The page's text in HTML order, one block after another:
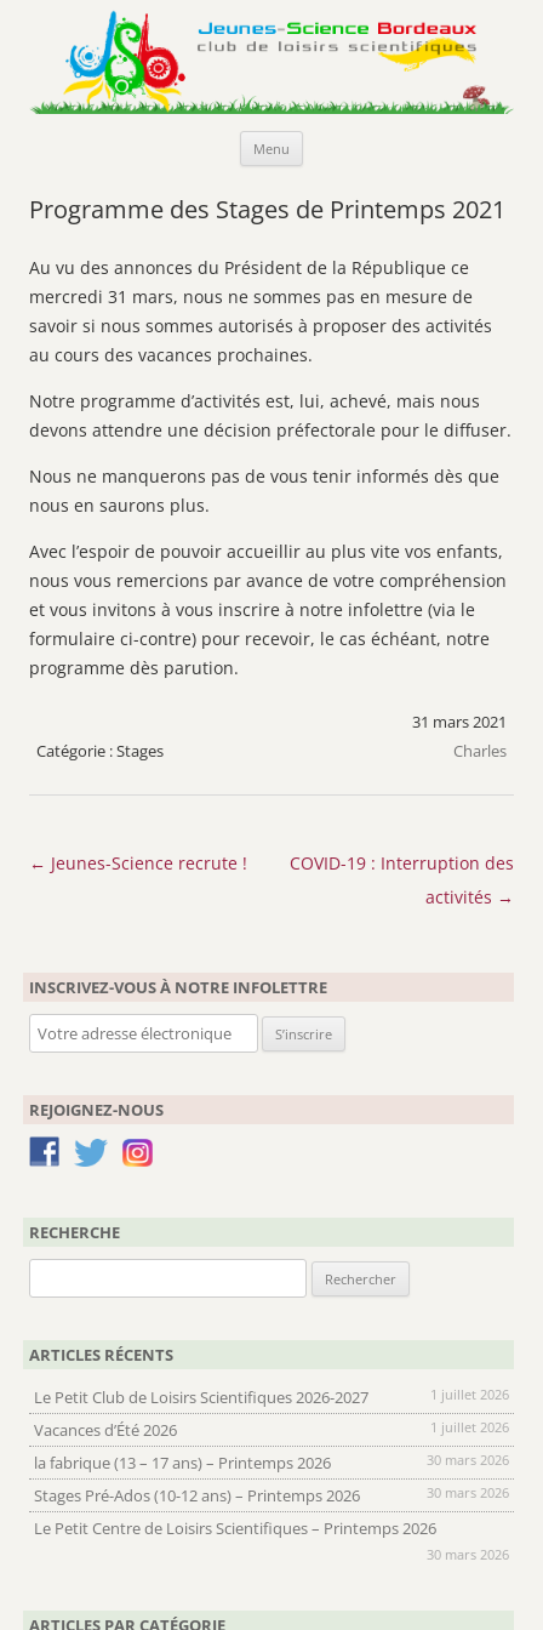
Jeunes-Science Bordeaux
Club de loisirs scientifiques
Menu
Programme des Stages de Printemps 2021
Au vu des annonces du Président de la République ce
mercredi 31 mars, nous ne sommes pas en mesure de
savoir si nous sommes autorisés à proposer des activités
au cours des vacances prochaines.
Notre programme d’activités est, lui, achevé, mais nous
devons attendre une décision préfectorale pour le diffuser.
Nous ne manquerons pas de vous tenir informés dès que
nous en saurons plus.
Avec l’espoir de pouvoir accueillir au plus vite vos enfants,
nous vous remercions par avance de votre compréhension
et vous invitons à vous inscrire à notre infolettre (via le
formulaire ci-contre) pour recevoir, le cas échéant, notre
programme dès parution.
Stages
31 mars 2021
Charles
Navigation
← Jeunes-Science recrute !
COVID-19 : Interruption des
activités →
INSCRIVEZ-VOUS À NOTRE INFOLETTRE
REJOIGNEZ-NOUS
RECHERCHE
ARTICLES RÉCENTS
Le Petit Club de Loisirs Scientifiques 2026-2027
1 juillet 2026
Vacances d’Été 2026 1 juillet 2026
la fabrique (13 – 17 ans) – Printemps 2026 30 mars 2026
Stages Pré-Ados (10-12 ans) – Printemps 2026 30 mars 2026
Le Petit Centre de Loisirs Scientifiques – Printemps 2026
30 mars 2026
ARTICLES PAR CATÉGORIE